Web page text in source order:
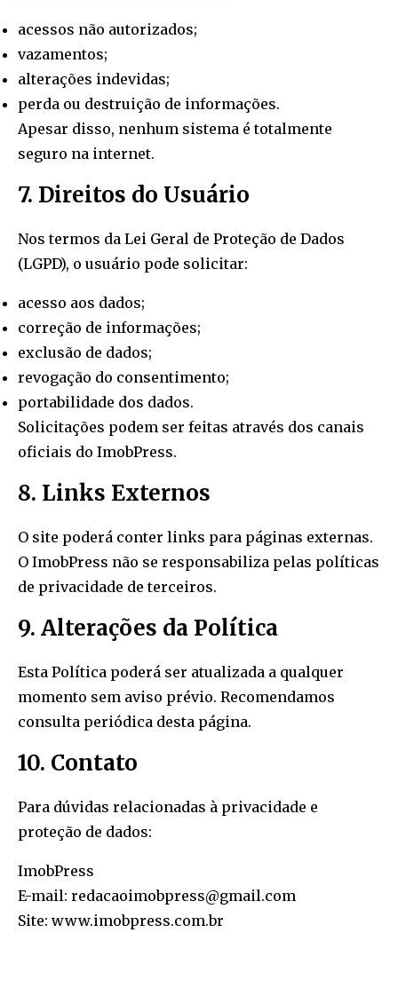
acessos não autorizados;
vazamentos;
alterações indevidas;
perda ou destruição de informações.
Apesar disso, nenhum sistema é totalmente
seguro na internet.
7. Direitos do Usuário
Nos termos da Lei Geral de Proteção de Dados
(LGPD), o usuário pode solicitar:
acesso aos dados;
correção de informações;
exclusão de dados;
revogação do consentimento;
portabilidade dos dados.
Solicitações podem ser feitas através dos canais
oficiais do ImobPress.
8. Links Externos
O site poderá conter links para páginas externas.
O ImobPress não se responsabiliza pelas políticas
de privacidade de terceiros.
9. Alterações da Política
Esta Política poderá ser atualizada a qualquer
momento sem aviso prévio. Recomendamos
consulta periódica desta página.
10. Contato
Para dúvidas relacionadas à privacidade e
proteção de dados:
ImobPress
E-mail: redacaoimobpress@gmail.com
Site: www.imobpress.com.br